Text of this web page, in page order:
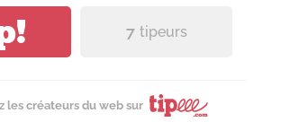
7 tipeurs
les créateurs du web sur